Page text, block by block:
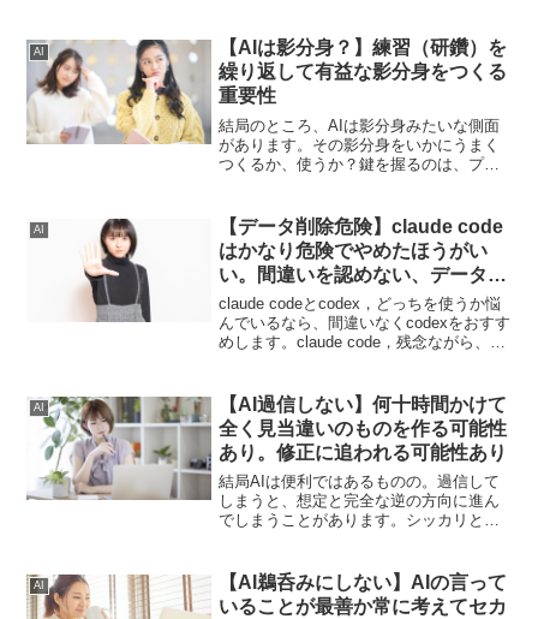
にリスクです俺やってる感で満足しない
ようにすることが大切です。
AI
【AIは影分身？】練習（研鑽）を
繰り返して有益な影分身をつくる
重要性
結局のところ、AIは影分身みたいな側面
があります。その影分身をいかにうまく
つくるか、使うか？鍵を握るのは、プロ
AI
【データ削除危険】claude code
はかなり危険でやめたほうがい
い。間違いを認めない、データを
勝手に消す天変地異
claude codeとcodex，どっちを使うか悩
んでいるなら、間違いなくcodexをおすす
めします。claude code，残念ながら、間
危険なので、つかわないのを推奨です。
AI
【AI過信しない】何十時間かけて
全く見当違いのものを作る可能性
あり。修正に追われる可能性あり
結局AIは便利ではあるものの。過信して
しまうと、想定と完全な逆の方向に進ん
でしまうことがあります。シッカリと自
かないことになるかもしれないという話
です。
AI
【AI鵜呑みにしない】AIの言って
いることが最善か常に考えてセカ